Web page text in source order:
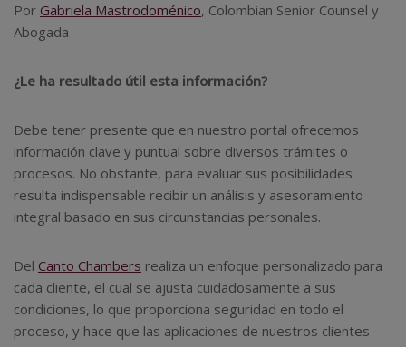
Por Gabriela Mastrodoménico, Colombian Senior Counsel y
Abogada
¿Le ha resultado útil esta información?
Debe tener presente que en nuestro portal ofrecemos
información clave y puntual sobre diversos trámites o
procesos. No obstante, para evaluar sus posibilidades
resulta indispensable recibir un análisis y asesoramiento
integral basado en sus circunstancias personales.
Del Canto Chambers realiza un enfoque personalizado para
cada cliente, el cual se ajusta cuidadosamente a sus
condiciones, lo que proporciona seguridad en todo el
proceso, y hace que las aplicaciones de nuestros clientes